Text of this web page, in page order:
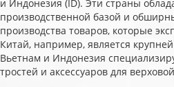
и Индонезия (ID). Эти страны
производственной базой и
производства товаров, которые
Китай, например, является
Вьетнам и Индонезия
тростей и аксессуаров для